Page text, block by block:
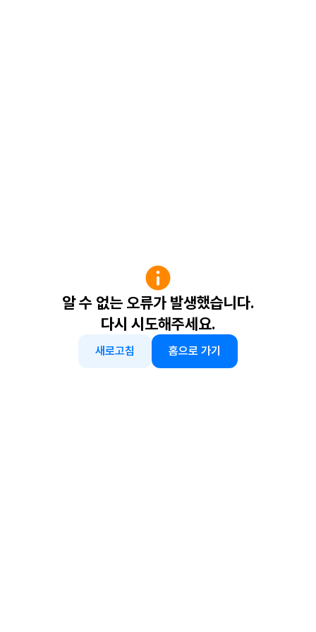
알 수 없는 오류가 발생했습니다.
다시 시도해주세요.
새로고침 홈으로 가기